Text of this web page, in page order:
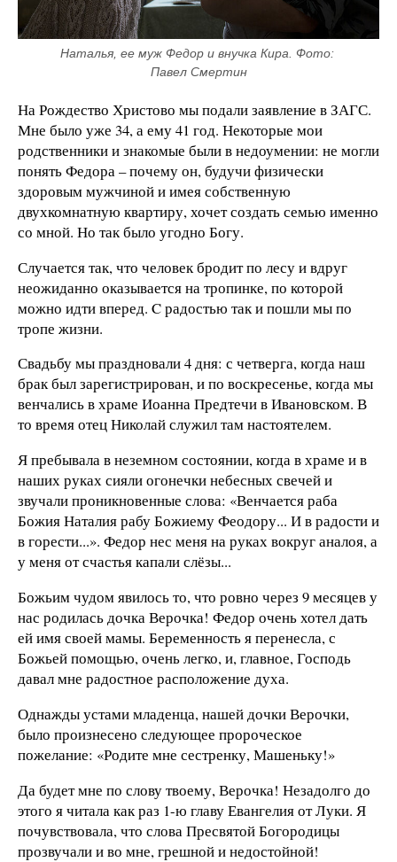
Наталья, ее муж Федор и внучка Кира. Фото:
Павел Смертин
На Рождество Христово мы подали заявление в ЗАГС.
Мне было уже 34, а ему 41 год. Некоторые мои
родственники и знакомые были в недоумении: не могли
понять Федора – почему он, будучи физически
здоровым мужчиной и имея собственную
двухкомнатную квартиру, хочет создать семью именно
со мной. Но так было угодно Богу.
Случается так, что человек бродит по лесу и вдруг
неожиданно оказывается на тропинке, по которой
можно идти вперед. C радостью так и пошли мы по
тропе жизни.
Свадьбу мы праздновали 4 дня: с четверга, когда наш
брак был зарегистрирован, и по воскресенье, когда мы
венчались в храме Иоанна Предтечи в Ивановском. В
то время отец Николай служил там настоятелем.
Я пребывала в неземном состоянии, когда в храме и в
наших руках сияли огонечки небесных свечей и
звучали проникновенные слова: «Венчается раба
Божия Наталия рабу Божиему Феодору... И в радости и
в горести...». Федор нес меня на руках вокруг аналоя, а
у меня от счастья капали слёзы...
Божьим чудом явилось то, что ровно через 9 месяцев у
нас родилась дочка Верочка! Федор очень хотел дать
ей имя своей мамы. Беременность я перенесла, с
Божьей помощью, очень легко, и, главное, Господь
давал мне радостное расположение духа.
Однажды устами младенца, нашей дочки Верочки,
было произнесено следующее пророческое
пожелание: «Родите мне сестренку, Машеньку!»
Да будет мне по слову твоему, Верочка! Незадолго до
этого я читала как раз 1-ю главу Евангелия от Луки. Я
почувствовала, что слова Пресвятой Богородицы
прозвучали и во мне, грешной и недостойной!